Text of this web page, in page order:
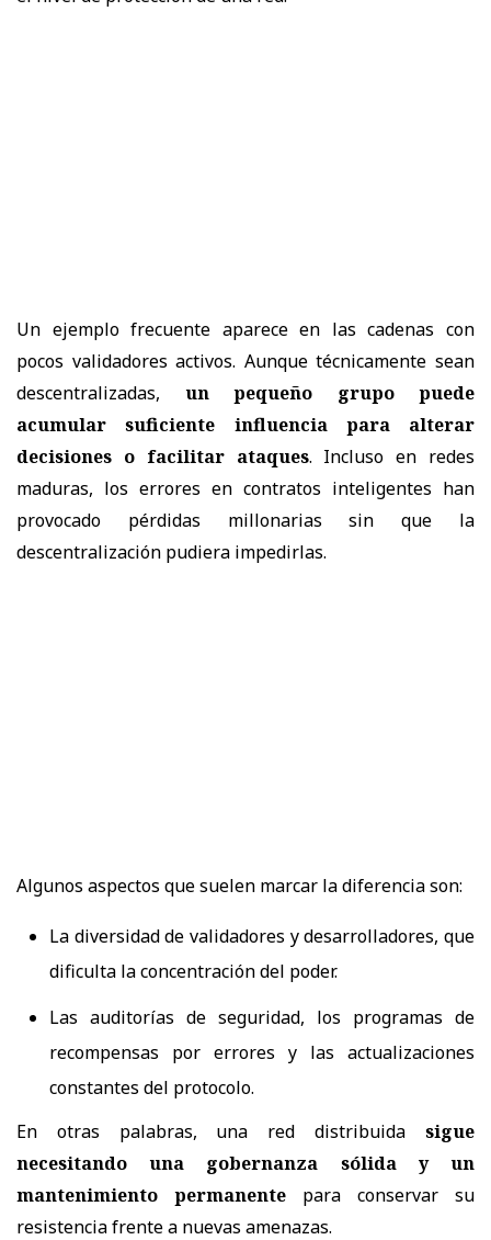
Un ejemplo frecuente aparece en las cadenas con
pocos validadores activos. Aunque técnicamente sean
descentralizadas, un pequeño grupo puede
acumular suficiente influencia para alterar
decisiones o facilitar ataques. Incluso en redes
maduras, los errores en contratos inteligentes han
provocado pérdidas millonarias sin que la
descentralización pudiera impedirlas.
Algunos aspectos que suelen marcar la diferencia son:
La diversidad de validadores y desarrolladores, que
dificulta la concentración del poder.
Las auditorías de seguridad, los programas de
recompensas por errores y las actualizaciones
constantes del protocolo.
En otras palabras, una red distribuida sigue
necesitando una gobernanza sólida y un
mantenimiento permanente para conservar su
resistencia frente a nuevas amenazas.